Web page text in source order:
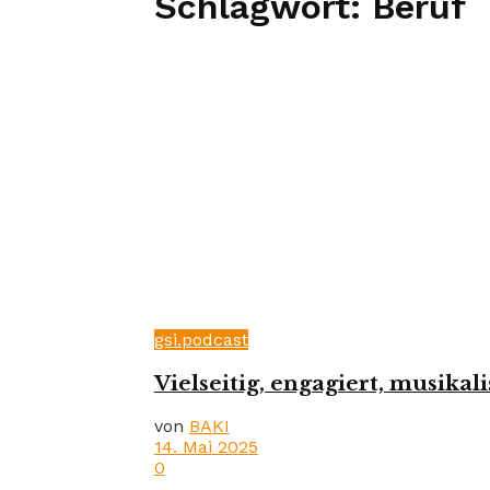
gsi.podcast
Vielseitig, engagiert,
von BAKI
14. Mai 2025
0